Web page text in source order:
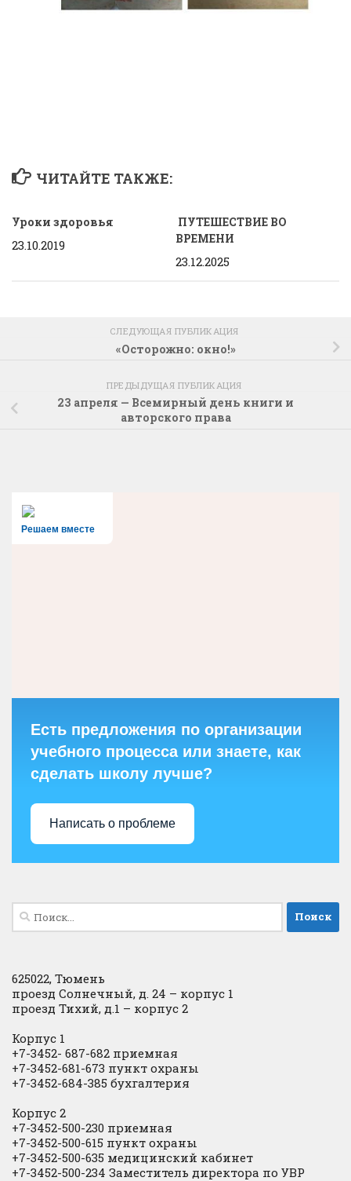
ЧИТАЙТЕ ТАКЖЕ:
Уроки здоровья
23.10.2019
ПУТЕШЕСТВИЕ ВО
ВРЕМЕНИ
23.12.2025
СЛЕДУЮЩАЯ ПУБЛИКАЦИЯ
«Осторожно: окно!»
ПРЕДЫДУЩАЯ ПУБЛИКАЦИЯ
23 апреля — Всемирный день книги и
авторского права
Решаем вместе
Есть предложения по организации
учебного процесса или знаете, как
сделать школу лучше?
Написать о проблеме
Найти:
625022, Тюмень
проезд Солнечный, д. 24 – корпус 1
проезд Тихий, д.1 – корпус 2
Корпус 1
+7-3452- 687-682 приемная
+7-3452-681-673 пункт охраны
+7-3452-684-385 бухгалтерия
Корпус 2
+7-3452-500-230 приемная
+7-3452-500-615 пункт охраны
+7-3452-500-635 медицинский кабинет
+7-3452-500-234 Заместитель директора по УВР